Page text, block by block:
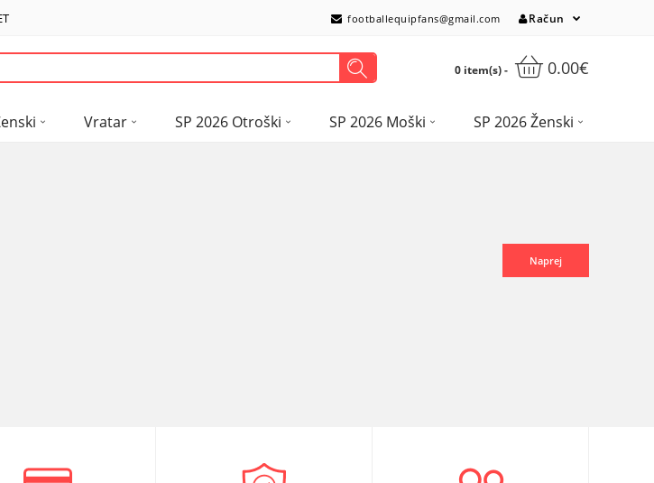
footballequipfans@gmail.com Račun
0 item(s) - 0.00€
Vratar SP 2026 Otroški SP 2026 Moški SP 2026 Ženski
Naprej